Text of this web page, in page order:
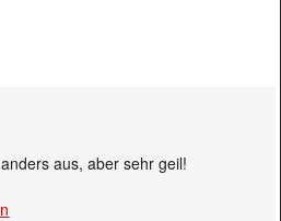
aus, aber sehr geil!